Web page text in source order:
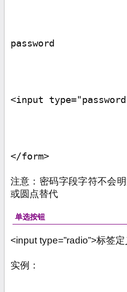
password
<input
</form>
注意：密码字段字符不会
或圆点替代
单选按钮
<input type=”radio”>标签定
实例：